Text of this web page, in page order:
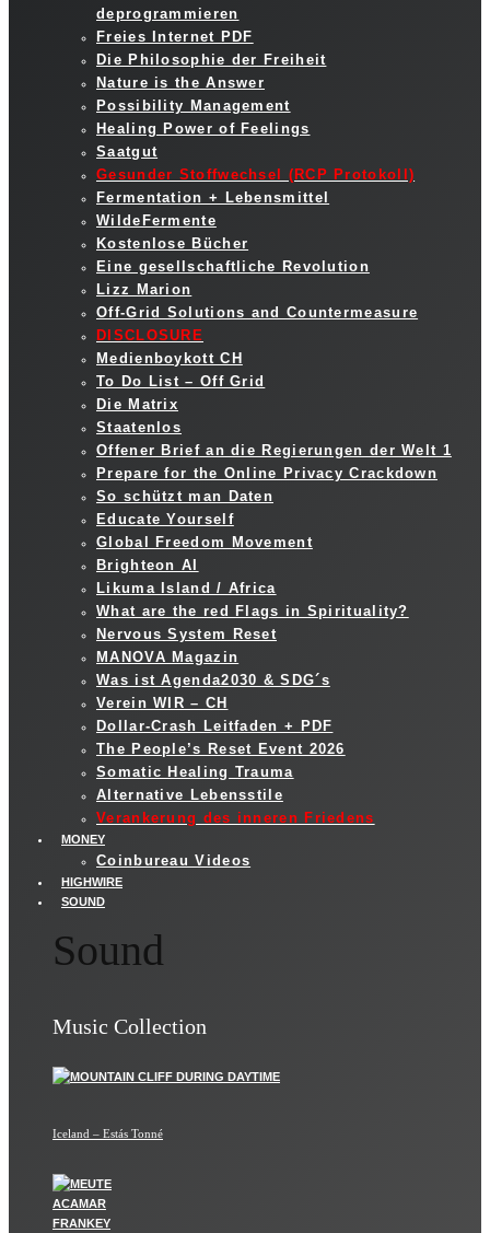
deprogrammieren
Freies Internet PDF
Die Philosophie der Freiheit
Nature is the Answer
Possibility Management
Healing Power of Feelings
Saatgut
Gesunder Stoffwechsel (RCP Protokoll)
Fermentation + Lebensmittel
WildeFermente
Kostenlose Bücher
Eine gesellschaftliche Revolution
Lizz Marion
Off-Grid Solutions and Countermeasure
DISCLOSURE
Medienboykott CH
To Do List – Off Grid
Die Matrix
Staatenlos
Offener Brief an die Regierungen der Welt 1
Prepare for the Online Privacy Crackdown
So schützt man Daten
Educate Yourself
Global Freedom Movement
Brighteon AI
Likuma Island / Africa
What are the red Flags in Spirituality?
Nervous System Reset
MANOVA Magazin
Was ist Agenda2030 & SDG´s
Verein WIR – CH
Dollar-Crash Leitfaden + PDF
The People’s Reset Event 2026
Somatic Healing Trauma
Alternative Lebensstile
Verankerung des inneren Friedens
MONEY
Coinbureau Videos
HIGHWIRE
SOUND
Sound
Music Collection
Iceland – Estás Tonné